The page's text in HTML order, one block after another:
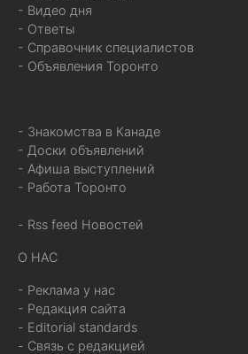
- Видео дня
- Ответы
- Справочник специалистов
- Объявления Торонто
- Знакомства в Канаде
- Доски объявлений
- Афиша выступлений
- Работа Торонто
- Rss feed Новостей
О НАС
- Реклама у нас
- Редакция сайта
- Editorial standards
- Связь с редакцией